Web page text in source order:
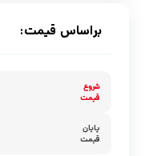
براساس قیمت:
شروع
قیمت
پایان
قیمت